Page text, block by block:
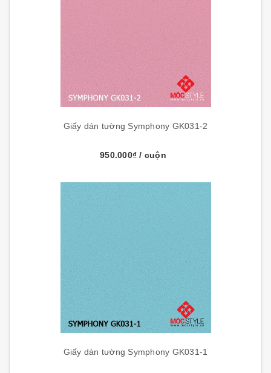
Giấy dán tường Symphony GK031-2
950.000₫/ cuộn
Giấy dán tường Symphony GK031-1